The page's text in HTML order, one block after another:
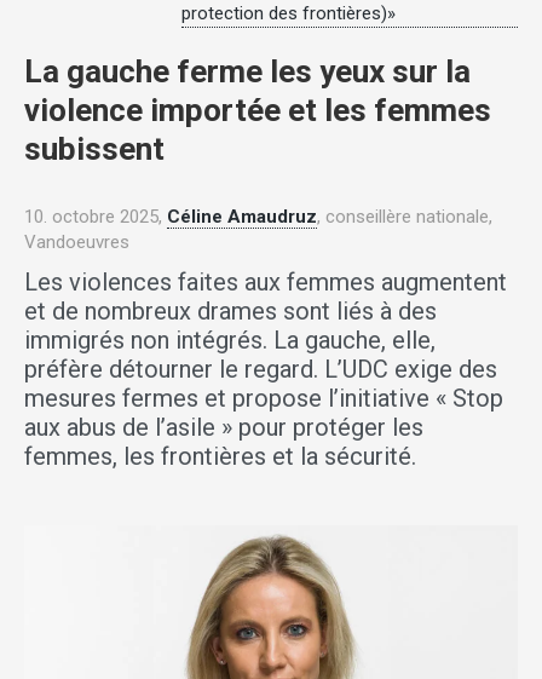
protection des frontières)»
La gauche ferme les yeux sur la
violence importée et les femmes
subissent
10. octobre 2025, Céline Amaudruz, conseillère nationale,
Vandoeuvres
Les violences faites aux femmes augmentent
et de nombreux drames sont liés à des
immigrés non intégrés. La gauche, elle,
préfère détourner le regard. L’UDC exige des
mesures fermes et propose l’initiative « Stop
aux abus de l’asile » pour protéger les
femmes, les frontières et la sécurité.